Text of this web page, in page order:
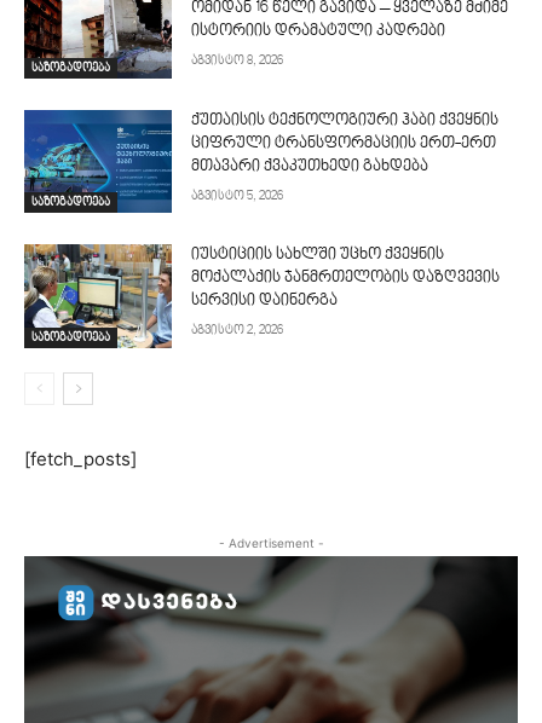
საზოგადოება
ომიდან 16 წელი გავიდა – ყველაზე მძიმე
ისტორიის დრამატული კადრები
აგვისტო 8, 2026
საზოგადოება
ქუთაისის ტექნოლოგიური ჰაბი ქვეყნის
ციფრული ტრანსფორმაციის ერთ-ერთ
მთავარი ქვაკუთხედი გახდება
აგვისტო 5, 2026
საზოგადოება
იუსტიციის სახლში უცხო ქვეყნის
მოქალაქის ჯანმრთელობის დაზღვევის
სერვისი დაინერგა
აგვისტო 2, 2026
[fetch_posts]
- Advertisement -